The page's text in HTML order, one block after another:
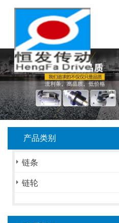
产品类别
链条
链轮